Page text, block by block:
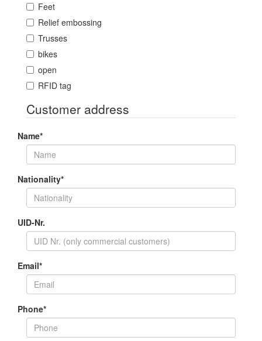
Feet
Relief embossing
Trusses
bikes
open
RFID tag
Customer address
Name*
Nationality*
UID-Nr.
Email*
Phone*